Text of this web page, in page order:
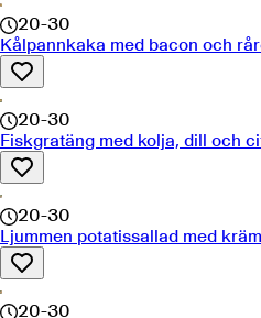
20-30
Kålpannkaka med bacon och
20-30
Fiskgratäng med kolja, dill och
20-30
Ljummen potatissallad med
20-30